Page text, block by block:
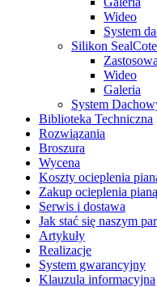
Wideo
System
Silikon
Wideo
Galeria
System
Biblioteka Techniczna
Rozwiązania
Broszura
Wycena
Koszty ocieplenia
Zakup ocieplenia
Serwis i dostawa
Jak stać się naszym
Artykuły
Realizacje
System gwarancyjny
Klauzula informacyjna